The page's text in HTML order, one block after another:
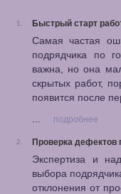
1. Быстрый старт
Самая частая
подрядчика по
важна, но она
скрытых работ,
появится после
...
подробнее
2. Проверка дефектов
Экспертиза и
выбора
отклонения от